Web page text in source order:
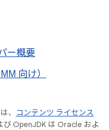
ー概要
向け）
、
コンテンツ ライセンス
び OpenJDK は Oracle およ